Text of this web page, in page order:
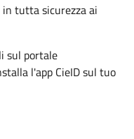
tutta sicurezza ai
sul portale
l'app CieID sul tuo